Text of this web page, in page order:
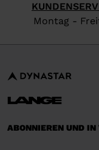
Montag -
ABONNIEREN UND